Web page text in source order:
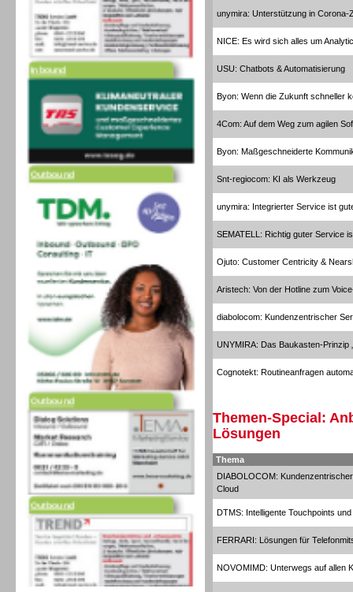
Inbound
Outbound
Outbound
Outbound
unymira: Unterstützung in Corona-
NICE: Es wird sich alles um
USU: Chatbots & Automatisierung
Byon: Wenn die Zukunft schneller
4Com: Auf dem Weg zum agilen
Byon: Maßgeschneiderte
Snt-regiocom: KI als Werkzeug
unymira: Integrierter Service ist
SEMATELL: Richtig guter Service
Ojuto: Customer Centricity &
Aristech: Von der Hotline zum
diabolocom: Kundenzentrischer
UNYMIRA: Das Baukasten-Prinzip
Cognotekt: Routineanfragen
Themen-Special:
Lösungen
Thema
DIABOLOCOM:
Cloud
DTMS: Intelligente Touchpoints
FERRARI: Lösungen für
NOVOMIMD: Unterwegs auf allen